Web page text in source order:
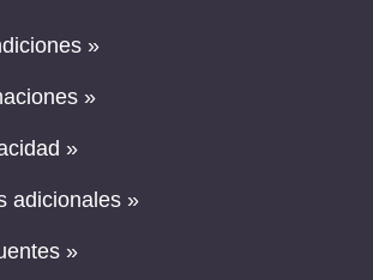
»
»
»
adicionales »
»